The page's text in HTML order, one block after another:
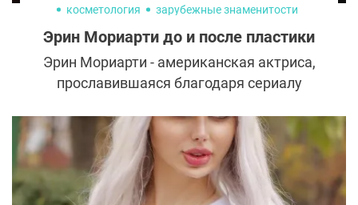
косметология
зарубежные знаменитости
Эрин Мориарти до и после пластики
Эрин Мориарти - американская актриса,
прославившаяся благодаря сериалу